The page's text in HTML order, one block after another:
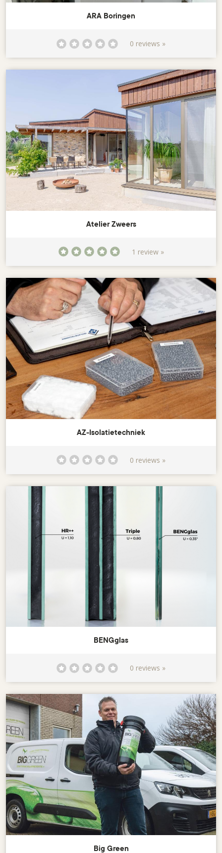
ARA Boringen
0 reviews »
Atelier Zweers
1 review »
AZ-Isolatietechniek
0 reviews »
BENGglas
0 reviews »
Big Green